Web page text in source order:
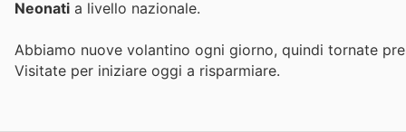
Neonati a livello nazionale.
Abbiamo nuove volantino ogni giorno, quindi tornate
Visitate per iniziare oggi a risparmiare.